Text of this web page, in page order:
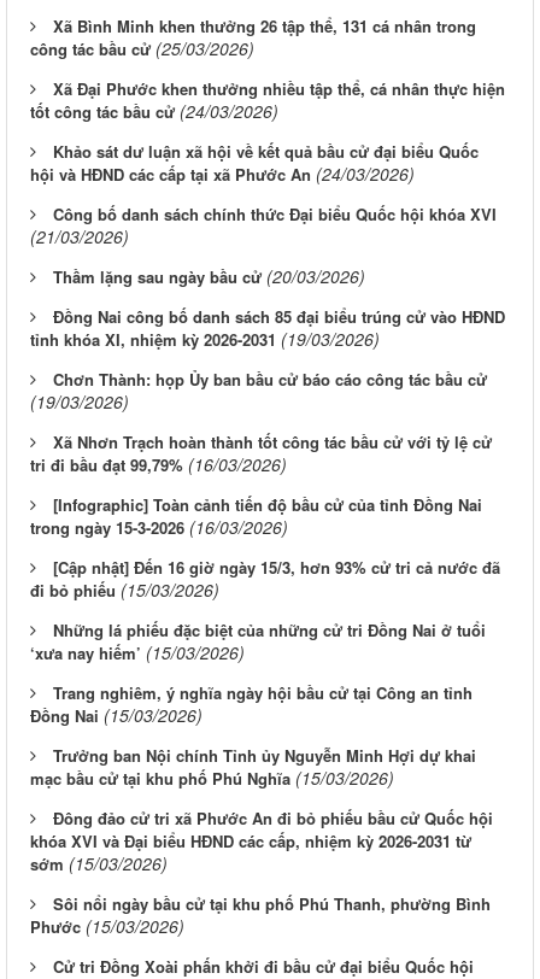
Xã Bình Minh khen thưởng 26 tập thể, 131 cá nhân trong
công tác bầu cử (25/03/2026)
Xã Đại Phước khen thưởng nhiều tập thể, cá nhân thực hiện
tốt công tác bầu cử (24/03/2026)
Khảo sát dư luận xã hội về kết quả bầu cử đại biểu Quốc
hội và HĐND các cấp tại xã Phước An (24/03/2026)
Công bố danh sách chính thức Đại biểu Quốc hội khóa XVI
(21/03/2026)
Thầm lặng sau ngày bầu cử (20/03/2026)
Đồng Nai công bố danh sách 85 đại biểu trúng cử vào HĐND
tỉnh khóa XI, nhiệm kỳ 2026-2031 (19/03/2026)
Chơn Thành: họp Ủy ban bầu cử báo cáo công tác bầu cử
(19/03/2026)
Xã Nhơn Trạch hoàn thành tốt công tác bầu cử với tỷ lệ cử
tri đi bầu đạt 99,79% (16/03/2026)
[Infographic] Toàn cảnh tiến độ bầu cử của tỉnh Đồng Nai
trong ngày 15-3-2026 (16/03/2026)
[Cập nhật] Đến 16 giờ ngày 15/3, hơn 93% cử tri cả nước đã
đi bỏ phiếu (15/03/2026)
Những lá phiếu đặc biệt của những cử tri Đồng Nai ở tuổi
‘xưa nay hiếm’ (15/03/2026)
Trang nghiêm, ý nghĩa ngày hội bầu cử tại Công an tỉnh
Đồng Nai (15/03/2026)
Trưởng ban Nội chính Tỉnh ủy Nguyễn Minh Hợi dự khai
mạc bầu cử tại khu phố Phú Nghĩa (15/03/2026)
Đông đảo cử tri xã Phước An đi bỏ phiếu bầu cử Quốc hội
khóa XVI và Đại biểu HĐND các cấp, nhiệm kỳ 2026-2031 từ
sớm (15/03/2026)
Sôi nổi ngày bầu cử tại khu phố Phú Thanh, phường Bình
Phước (15/03/2026)
Cử tri Đồng Xoài phấn khởi đi bầu cử đại biểu Quốc hội